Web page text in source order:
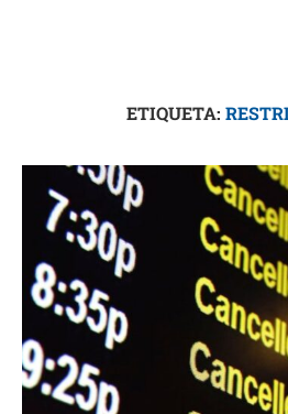
ETIQUETA: